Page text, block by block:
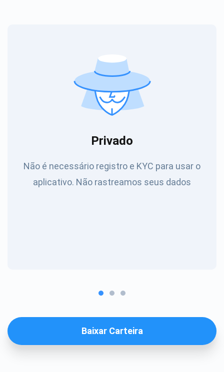
Privado
Não é necessário registro e KYC para usar o
aplicativo. Não rastreamos seus dados
Baixar Carteira